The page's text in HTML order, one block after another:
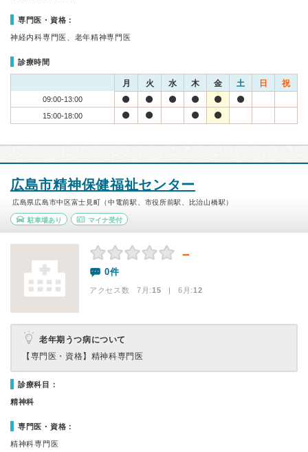
専門医・資格：
神経内科専門医、老年精神専門医
診療時間
月 火 水 木 金 土 日 祝
09:00-13:00
15:00-18:00
広島市精神保健福祉センター
広島県広島市中区富士見町（中電前駅、市役所前駅、比治山橋駅）
駐車場あり マイナ受付
－
0件
アクセス数 7月:15 | 6月:12
老年期うつ病について
【専門医・資格】 精神科専門医
診療科目：
精神科
専門医・資格：
精神科専門医